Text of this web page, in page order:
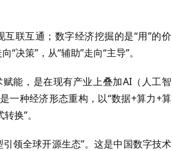
联互通；数字经济挖掘的是“用”的价
决策”，从“辅助”走向“主导”。
赋能，是在现有产业上叠加AI（人工智
一种经济形态重构，以“数据+算力+算
换”。
领全球开源生态”。这是中国数字技术